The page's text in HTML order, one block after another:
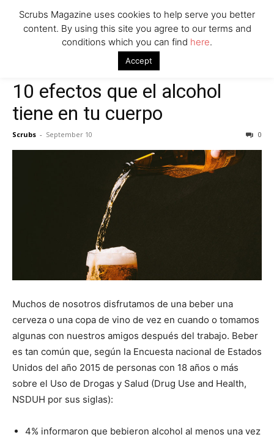
10 efectos que el alcohol tiene en tu cuerpo
10 efectos que el alcohol
tiene en tu cuerpo
Scrubs - September 10 0
Muchos de nosotros disfrutamos de una beber una
cerveza o una copa de vino de vez en cuando o tomamos
algunas con nuestros amigos después del trabajo. Beber
es tan común que, según la Encuesta nacional de Estados
Unidos del año 2015 de personas con 18 años o más
sobre el Uso de Drogas y Salud (Drug Use and Health,
NSDUH por sus siglas):
4% informaron que bebieron alcohol al menos una vez
Scrubs Magazine uses cookies to help serve you better
content. By using this site you agree to our terms and
conditions which you can find here.
Accept